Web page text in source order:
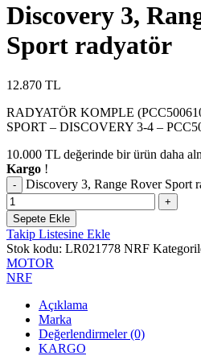
Discovery 3,
Sport radyatör
12.870 TL
RADYATÖR KOMPLE
SPORT – DISCOVERY 3-4 –
10.000 TL değerinde bir ürün daha
Kargo !
Discovery 3, Range Rover Sport
Sepete Ekle
Takip Listesine Ekle
Stok kodu: LR021778 NRF
MOTOR
NRF
Açıklama
Marka
Değerlendirmeler (0)
KARGO